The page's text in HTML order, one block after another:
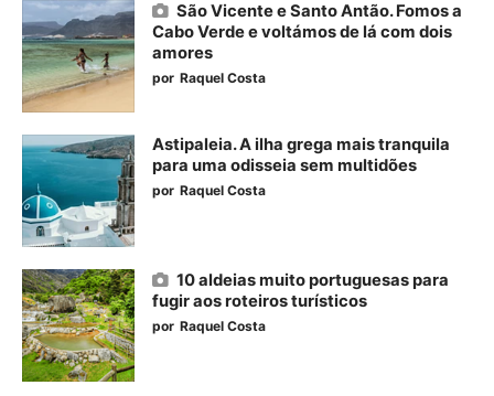
São Vicente e Santo Antão. Fomos a
Cabo Verde e voltámos de lá com dois
amores
por Raquel Costa
Astipaleia. A ilha grega mais tranquila
para uma odisseia sem multidões
por Raquel Costa
10 aldeias muito portuguesas para
fugir aos roteiros turísticos
por Raquel Costa